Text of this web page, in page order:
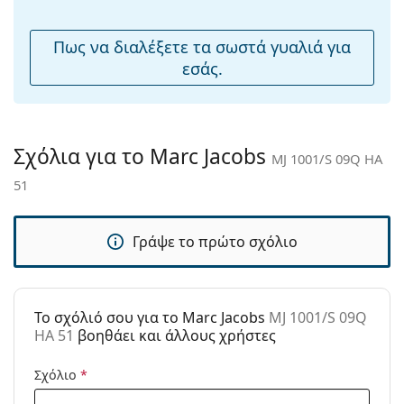
βρείτε περισσότερα μοντέλα από δημοφιλείς μάρκες.
άρθρωση:
Όχι
Αξεσουάρ
Πανί
καθαρισμού:
Ναι
Άλλα
Γυναικεία
Χρήση:
Μόδα
Προϊόντος /
Πως να διαλέξετε τα σωστά γυαλιά για
εσάς.
Σχόλια για το Marc Jacobs MJ 1001/S 09Q HA
51
Γράψε το πρώτο σχόλιο
To σχόλιό σου για το Marc Jacobs MJ 1001/S 09Q
HA 51 βοηθάει και άλλους χρήστες
Σχόλιο *